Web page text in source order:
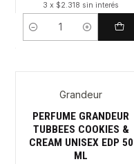
3 x $2.318 sin interés
Cantidad
Grandeur
PERFUME GRANDEUR
TUBBEES COOKIES &
CREAM UNISEX EDP 50
ML